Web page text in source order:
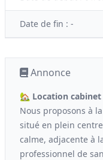
Date de fin : -
Annonce
🏡 Location cabinet
Nous proposons à la
situé en plein
calme, adjacente à
professionnel de